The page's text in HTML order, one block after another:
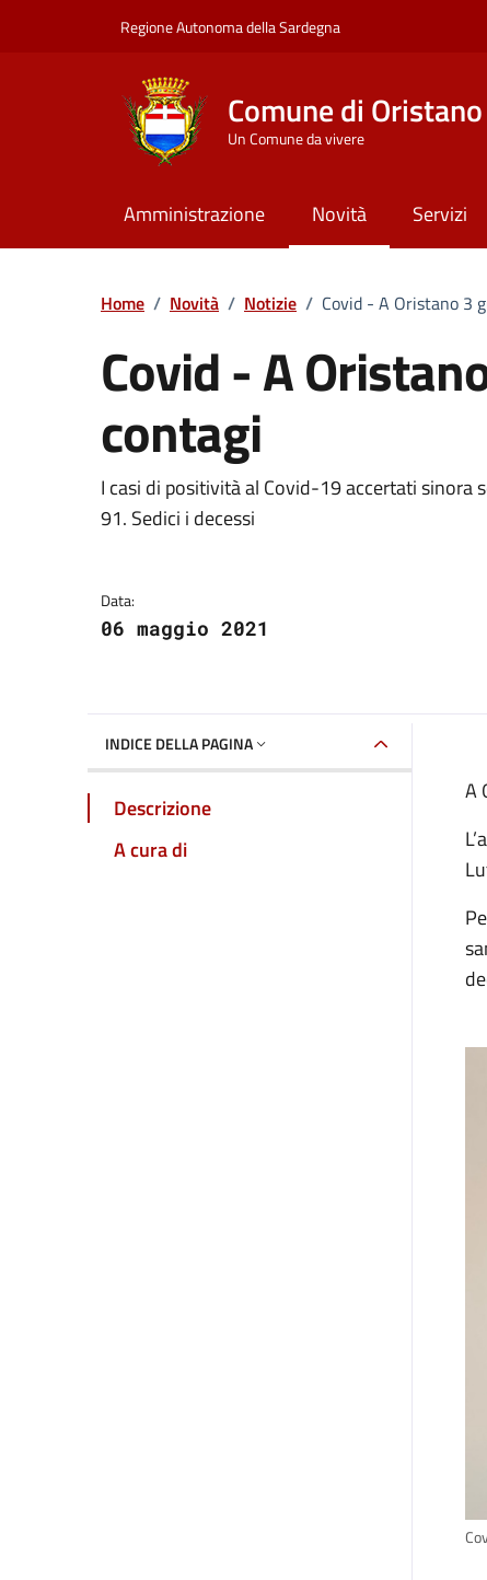
Regione Autonoma della Sardegna
Comune di Oristano
Un Comune da vivere
Amministrazione Novità Servizi
Home / Novità / Notizie / Covid - A Oristano 3
Covid - A
contagi
Dettagli della
I casi di positività al Covid-19 accertati sinora
91. Sedici i decessi
Data:
06 maggio 2021
INDICE DELLA PAGINA
Descrizione
A cura di
A